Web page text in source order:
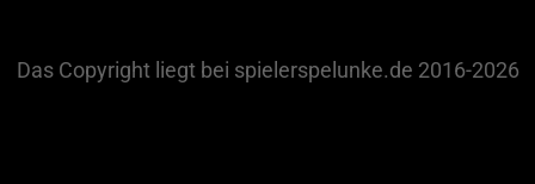
Das Copyright liegt bei spielerspelunke.de 2016-2026